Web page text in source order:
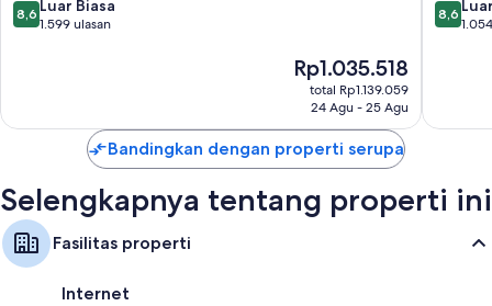
Ariake
dari
8,6 Luar Biasa
1.599 ulasan
Harga
sekarang
Rp1.035.518
Rp1.035.518
total Rp1.139.059
24 Agu - 25 Agu
Koto
dari
8,6
Bandingkan dengan properti serupa
Selengkapnya tentang properti ini
Fasilitas properti
Internet